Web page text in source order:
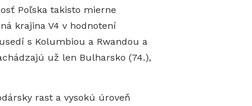
Poľska takisto mierne
krajina V4 v hodnotení
s Kolumbiou a Rwandou a
už len Bulharsko (74.),
rast a vysokú úroveň